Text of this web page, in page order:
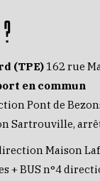
(TPE) 162 rue
en commun
Pont de
Sartrouville, arrêt
Maison
+ BUS n°4